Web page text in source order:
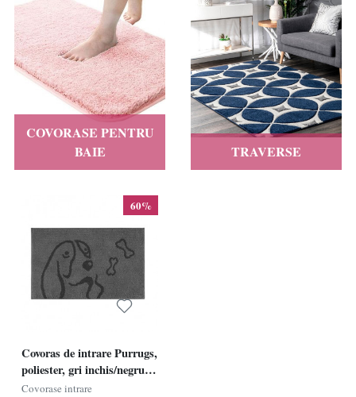
COVORASE PENTRU
BAIE
TRAVERSE
60%
Covoras de intrare Purrugs,
poliester, gri inchis/negru,
60 x 90 cm
Covorase intrare